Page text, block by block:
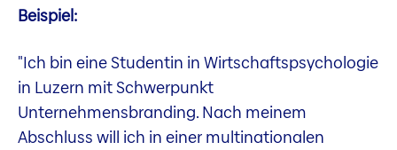
Beispiel:
"Ich bin eine Studentin in Wirtschaftspsychologie
in Luzern mit Schwerpunkt
Unternehmensbranding. Nach meinem
Abschluss will ich in einer multinationalen